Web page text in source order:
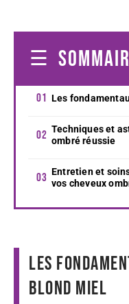
Les
Techniques et
ombré réussie
Entretien et
vos cheveux
Les
blond miel